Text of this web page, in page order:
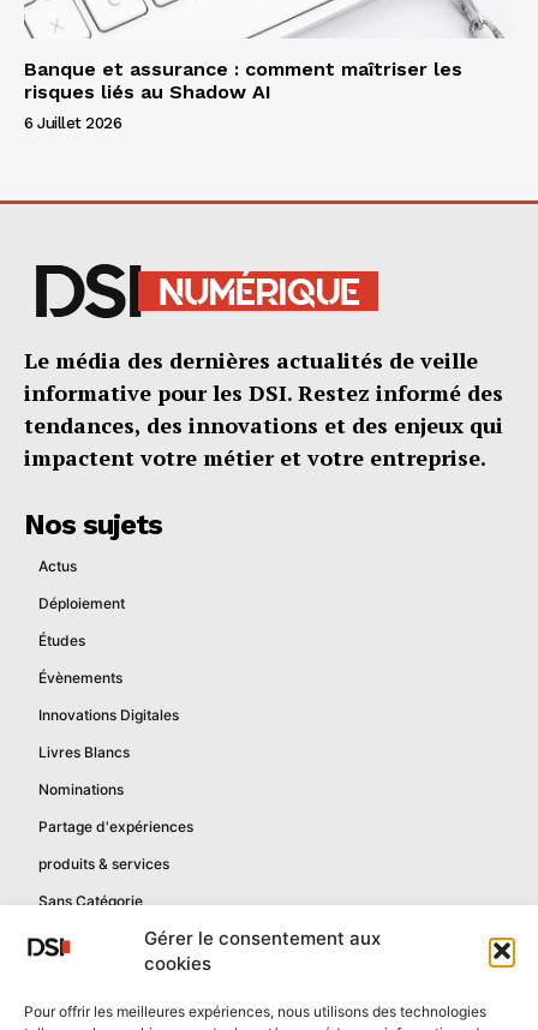
Gérer le consentement aux
cookies
Pour offrir les meilleures expériences, nous utilisons des technologies
Banque et assurance : comment maîtriser les
risques liés au Shadow AI
6 Juillet 2026
Le média des dernières actualités de veille
informative pour les DSI. Restez informé des
tendances, des innovations et des enjeux qui
impactent votre métier et votre entreprise.
Nos sujets
Actus
Déploiement
Études
Évènements
Innovations Digitales
Livres Blancs
Nominations
Partage d'expériences
produits & services
Sans Catégorie